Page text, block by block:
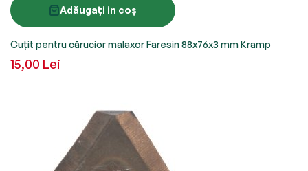
Adăugați in coș
Cuțit pentru cărucior malaxor Faresin 88x76x3 mm Kramp
15,00 Lei